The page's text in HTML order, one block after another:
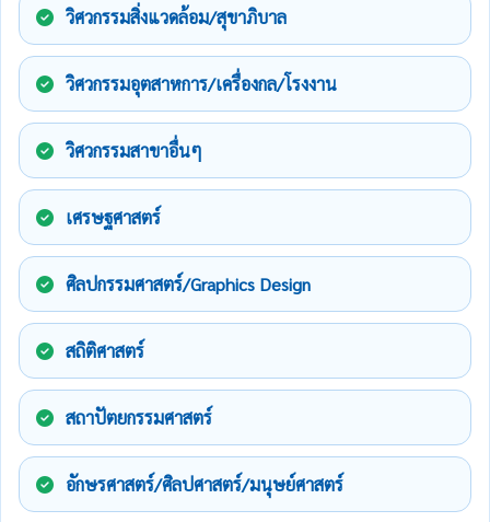
วิศวกรรมสิ่งแวดล้อม/สุขาภิบาล
วิศวกรรมอุตสาหการ/เครื่องกล/โรงงาน
วิศวกรรมสาขาอื่นๆ
เศรษฐศาสตร์
ศิลปกรรมศาสตร์/Graphics Design
สถิติศาสตร์
สถาปัตยกรรมศาสตร์
อักษรศาสตร์/ศิลปศาสตร์/มนุษย์ศาสตร์